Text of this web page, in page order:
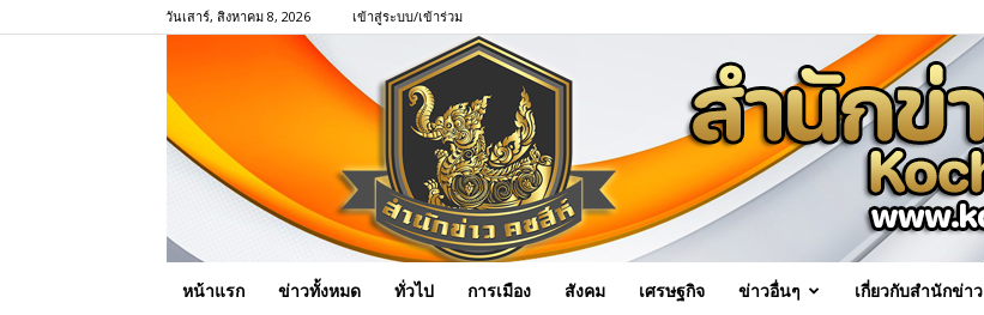
วันเสาร์, สิงหาคม 8, 2026 เข้าสู่ระบบ/เข้าร่วม
หน้าแรก ข่าวทั้งหมด ทั่วไป การเมือง สังคม เศรษฐกิจ ข่าวอื่นๆ เกี่ยวกับสำนักข่าว